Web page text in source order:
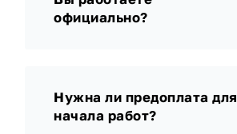
официально?
Нужна ли предоплата для
начала работ?